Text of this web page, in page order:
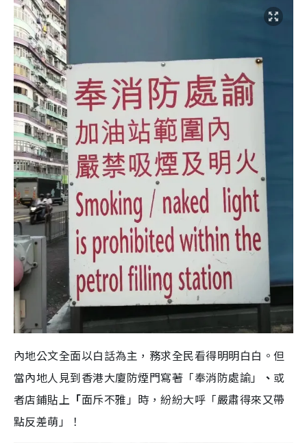
內地公文全面以白話為主，務求全民看得明明白白。但
當內地人見到香港大廈防煙門寫著「奉消防處諭」
、 或
者店鋪貼上 「面斥不雅」時，紛紛大呼「嚴肅得來又帶
點反差萌」！